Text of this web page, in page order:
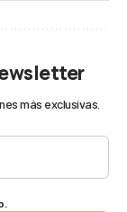
más exclusivas.